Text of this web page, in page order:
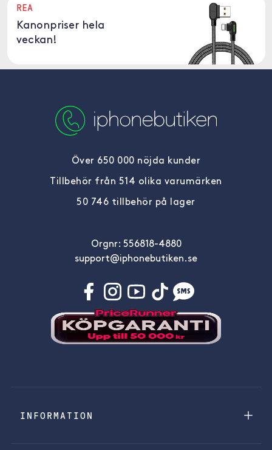
REA
Kanonpriser hela
veckan!
Över 650 000 nöjda kunder
Tillbehör från 514 olika varumärken
50 746 tillbehör på lager
Orgnr: 556818-4880
support@iphonebutiken.se
INFORMATION